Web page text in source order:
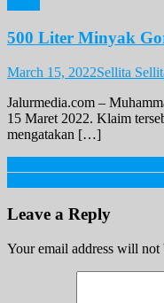
500 Liter Minyak
March 15, 2022Sellita
Jalurmedia.com –
15 Maret 2022. Klaim
mengatakan […]
Post
navigation
Leave a Reply
Your email address will not